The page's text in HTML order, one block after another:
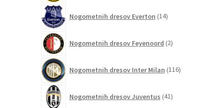
Nogometnih dresov Everton 14izdelkov
Nogometnih dresov Feyenoord 2izdelka
Nogometnih dresov Inter Milan 116izdelkov
Nogometnih dresov Juventus 41izdelkov